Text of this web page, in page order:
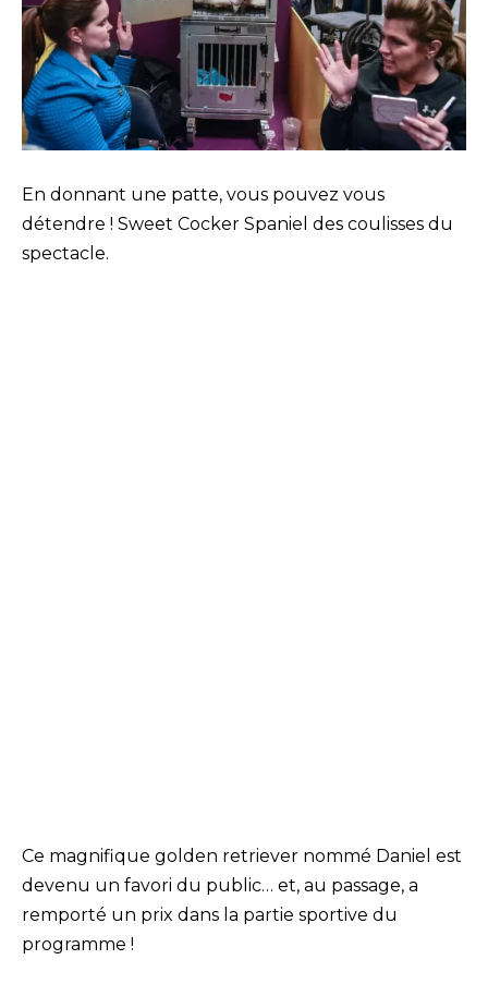
En donnant une patte, vous pouvez vous
détendre ! Sweet Cocker Spaniel des coulisses du
spectacle.
Ce magnifique golden retriever nommé Daniel est
devenu un favori du public… et, au passage, a
remporté un prix dans la partie sportive du
programme !